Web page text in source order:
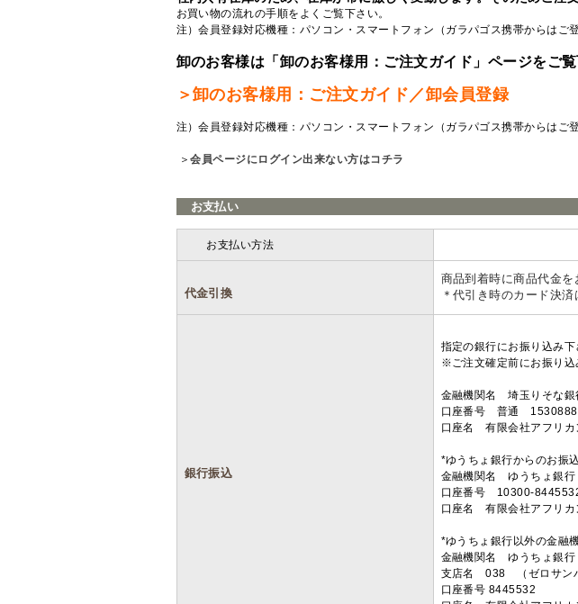
お買い物の流れの手順をよくご覧下さい。
注）会員登録対応機種：パソコン・スマートフォン（ガラパゴス携帯からはご
卸のお客様は「卸のお客様用：ご注文ガイド」ページをご覧
＞卸のお客様用：ご注文ガイド／卸会員登録
注）会員登録対応機種：パソコン・スマートフォン（ガラパゴス携帯からはご
＞会員ページにログイン出来ない方はコチラ
お支払い
お支払い方法 詳細
代金引換
商品到着時に商品代金を
＊代引き時のカード決済
銀行振込
指定の銀行にお振り込み
※ご注文確定前にお振り込
金融機関名 埼玉りそな
口座番号 普通 1530888
口座名 有限会社アフリカ
*ゆうちょ銀行からのお振
金融機関名 ゆうちょ銀行
口座番号 10300-
口座名 有限会社アフリカ
*ゆうちょ銀行以外の金融
金融機関名 ゆうちょ銀行
支店名 038 （ゼロサン
口座番号 8445532